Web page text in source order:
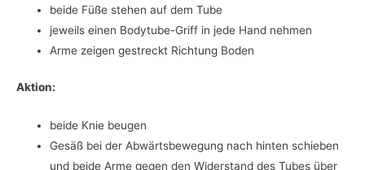
beide Füße stehen auf dem Tube
jeweils einen Bodytube-Griff in jede Hand nehmen
Arme zeigen gestreckt Richtung Boden
Aktion:
beide Knie beugen
Gesäß bei der Abwärtsbewegung nach hinten schieben
und beide Arme gegen den Widerstand des Tubes über